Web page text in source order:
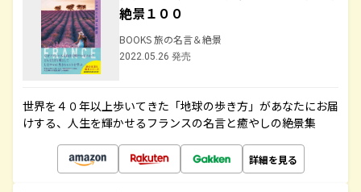
絶景１００
BOOKS 旅の名言＆絶景
2022.05.26 発売
世界を４０年以上歩いてきた「地球の歩き方」があなたにお届
けする、人生を輝かせるフランスの名言と癒やしの絶景集
詳細を見る